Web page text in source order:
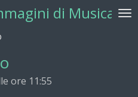
di Musica
ore 11:55